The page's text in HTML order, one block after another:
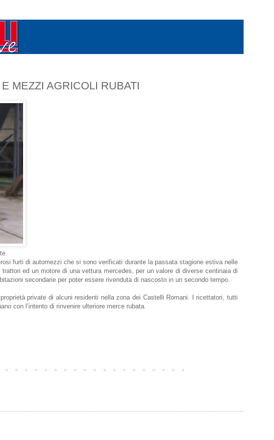
MEZZI AGRICOLI RUBATI
furti di automezzi che si sono verificati durante la passata stagione estiva nelle
ed un motore di una vettura mercedes, per un valore di diverse centinaia di
secondarie per poter essere rivenduta di nascosto in un secondo tempo.
private di alcuni residenti nella zona dei Castelli Romani. I ricettatori, tutti
con l’intento di rinvenire ulteriore merce rubata.